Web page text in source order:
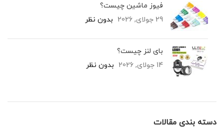
فیوز ماشین چیست؟
29 جولای, 2026
بدون نظر
بای لنز چیست؟
14 جولای, 2026
بدون نظر
دسته بندی مقالات